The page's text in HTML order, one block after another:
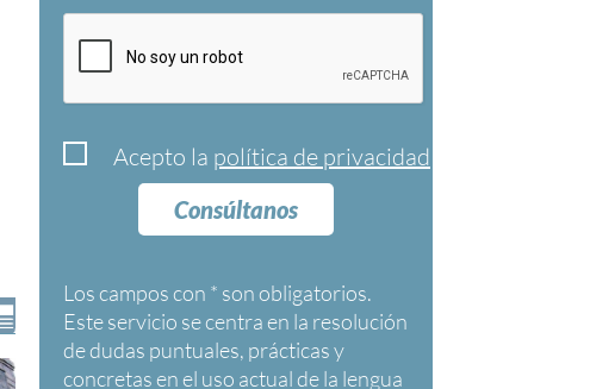
Acepto la política de privacidad
Consúltanos
Los campos con * son obligatorios